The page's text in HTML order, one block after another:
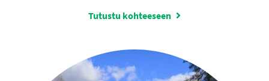
Tutustu kohteeseen